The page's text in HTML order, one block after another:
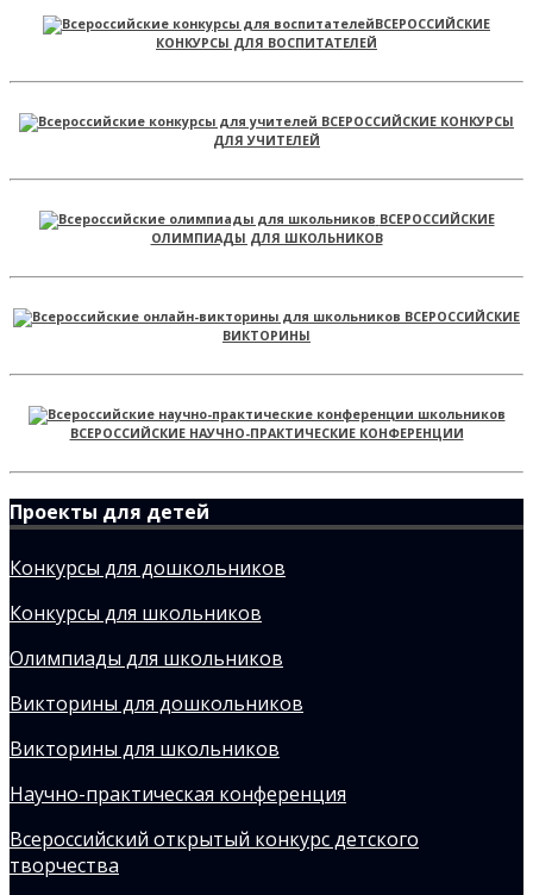
ВСЕРОССИЙСКИЕ
КОНКУРСЫ ДЛЯ ВОСПИТАТЕЛЕЙ
ВСЕРОССИЙСКИЕ КОНКУРСЫ
ДЛЯ УЧИТЕЛЕЙ
ВСЕРОССИЙСКИЕ
ОЛИМПИАДЫ ДЛЯ ШКОЛЬНИКОВ
ВСЕРОССИЙСКИЕ
ВИКТОРИНЫ
ВСЕРОССИЙСКИЕ НАУЧНО-ПРАКТИЧЕСКИЕ КОНФЕРЕНЦИИ
Проекты для детей
Конкурсы для дошкольников
Конкурсы для школьников
Олимпиады для школьников
Викторины для дошкольников
Викторины для школьников
Научно-практическая конференция
Всероссийский открытый конкурс детского
творчества